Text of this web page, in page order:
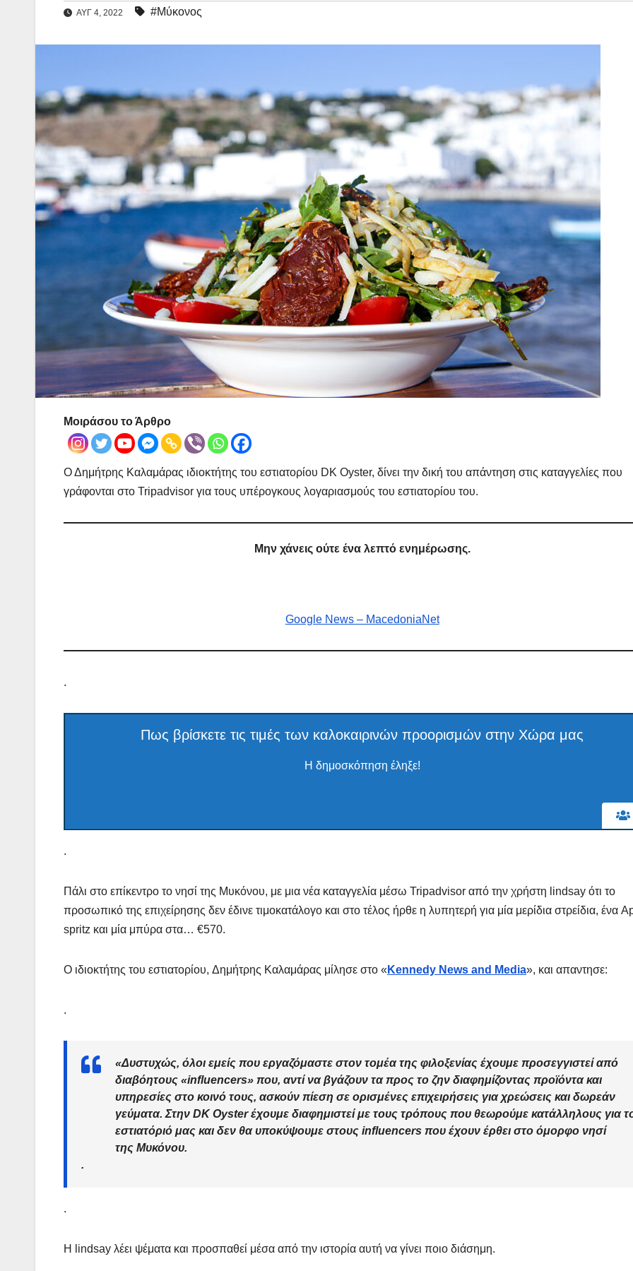
ΑΥΓ 4, 2022 #Μύκονος
Μοιράσου το Άρθρο
Ο Δημήτρης Καλαμάρας ιδιοκτήτης του εστιατορίου DK Oyster, δίνει την δική του απάντηση στις καταγγελίες που
γράφονται στο Tripadvisor για τους υπέρογκους λογαριασμούς του εστιατορίου του.
Μην χάνεις ούτε ένα λεπτό ενημέρωσης.
Google News – MacedoniaNet
.
Πως βρίσκετε τις τιμές των καλοκαιρινών προορισμών στην Χώρα μας
Η δημοσκόπηση έληξε!
.
Πάλι στο επίκεντρο το νησί της Μυκόνου, με μια νέα καταγγελία μέσω Tripadvisor από την χρήστη lindsay ότι το
προσωπικό της επιχείρησης δεν έδινε τιμοκατάλογο και στο τέλος ήρθε η λυπητερή για μία μερίδια στρείδια, ένα
spritz και μία μπύρα στα… €570.
Ο ιδιοκτήτης του εστιατορίου, Δημήτρης Καλαμάρας μίλησε στο « Kennedy News and Media», και απαντησε:
.
«Δυστυχώς, όλοι εμείς που εργαζόμαστε στον τομέα της φιλοξενίας έχουμε προσεγγιστεί από
διαβόητους «influencers» που, αντί να βγάζουν τα προς το ζην διαφημίζοντας προϊόντα και
υπηρεσίες στο κοινό τους, ασκούν πίεση σε ορισμένες επιχειρήσεις για χρεώσεις και δωρεάν
γεύματα. Στην DK Oysterέχουμε διαφημιστεί με τους τρόπους που θεωρούμε κατάλληλους για
εστιατόριό μας και δεν θα υποκύψουμε στους influencers που έχουν έρθει στο όμορφο νησί
της Μυκόνου.
.
.
Η lindsay λέει ψέματα και προσπαθεί μέσα από την ιστορία αυτή να γίνει ποιο διάσημη.
ΔΗΜΟΣΚΟΠΉΣΕΙΣ
Ποιοι είναι
ΑΝΟΔΙΚΉ ΤΆΣΗ
Τι Θέση